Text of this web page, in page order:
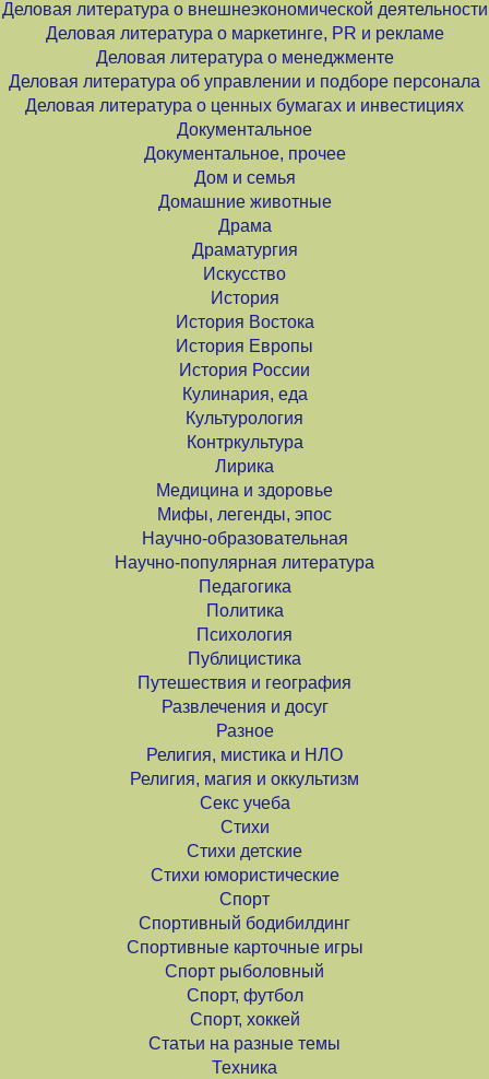
Деловая литература о внешнеэкономической деятельности
Деловая литература о маркетинге, PR и рекламе
Деловая литература о менеджменте
Деловая литература об управлении и подборе персонала
Деловая литература о ценных бумагах и инвестициях
Документальное
Документальное, прочее
Дом и семья
Домашние животные
Драма
Драматургия
Искусство
История
История Востока
История Европы
История России
Кулинария, еда
Культурология
Контркультура
Лирика
Медицина и здоровье
Мифы, легенды, эпос
Научно-образовательная
Научно-популярная литература
Педагогика
Политика
Психология
Публицистика
Путешествия и география
Развлечения и досуг
Разное
Религия, мистика и НЛО
Религия, магия и оккультизм
Секс учеба
Стихи
Стихи детские
Стихи юмористические
Спорт
Спортивный бодибилдинг
Спортивные карточные игры
Спорт рыболовный
Спорт, футбол
Спорт, хоккей
Статьи на разные темы
Техника